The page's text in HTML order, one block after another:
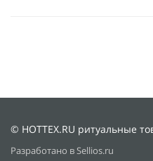
© HOTTEX.RU ритуальные
Разработано в Sellios.ru